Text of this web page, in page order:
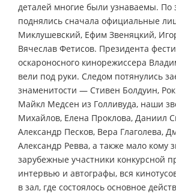
деталей многие были узнаваемы. По
поднялись сначала официальные
Миклушевский, Ефим Звеняцкий,
Вячеслав Фетисов. Президента
оскароносного кинорежиссера
вели под руки. Следом потянулись
знаменитости — Стивен Болдуин,
Майкл Медсен из Голливуда, наши
Михайлов, Елена Проклова, Даниил
Александр Песков, Вера Глаголева,
Александр Ревва, а также мало кому
зарубежные участники конкурсной
интервью и автографы, вся
в зал, где состоялось основное